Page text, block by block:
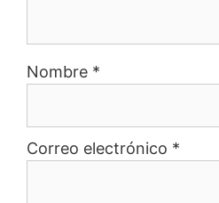
Nombre *
Correo electrónico *